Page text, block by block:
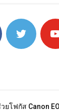
ยโฟกัส Canon